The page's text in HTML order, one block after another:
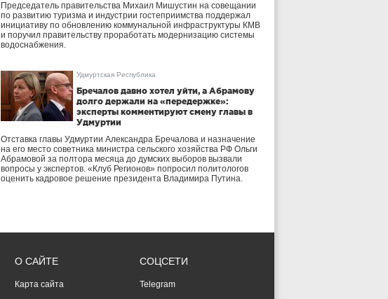
Председатель правительства Михаил Мишустин на совещании
по развитию туризма и индустрии гостеприимства поддержал
инициативу по обновлению коммунальной инфраструктуры КМВ
и поручил правительству проработать модернизацию системы
водоснабжения.
Удмуртская Республика
Бречалов давно хотел уйти, а Абрамову
долго держали на «передержке»:
эксперты комментируют смену главы в
Удмуртии
Отставка главы Удмуртии Александра Бречалова и назначение
на его место советника министра сельского хозяйства РФ Ольги
Абрамовой за полтора месяца до думских выборов вызвали
вопросы у экспертов. «Клуб Регионов» попросил политологов
оценить кадровое решение президента Владимира Путина.
О САЙТЕ
Карта сайта
СОЦСЕТИ
Telegram